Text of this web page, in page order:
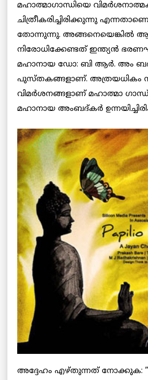
മഹാത്മാഗാന്ധിയെ
ചിത്രീകരിച്ചിരിക്കുന്നു
തോന്നുന്നു. അങ്ങനെയെങ്കില്‍
നിരോധിക്കേണ്ടത് ഇന്ത്യന്‍
മഹാനായ ഡോ: ബി ആര്‍. അം
പുസ്തകങ്ങളാണ്. അത്രയധികം
വിമര്‍ശനങ്ങളാണ് മഹാത്മാ
മഹാനായ അംബദ്കര്‍
അദ്ദേഹം എഴ്തുന്നത് നോക്കുക: